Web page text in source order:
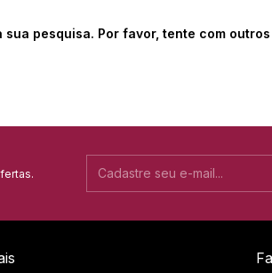
sua pesquisa. Por favor, tente com